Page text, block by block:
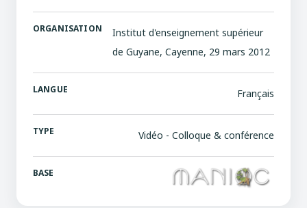
ORGANISATION
Institut d'enseignement supérieur
de Guyane, Cayenne, 29 mars 2012
LANGUE Français
TYPE Vidéo - Colloque & conférence
BASE